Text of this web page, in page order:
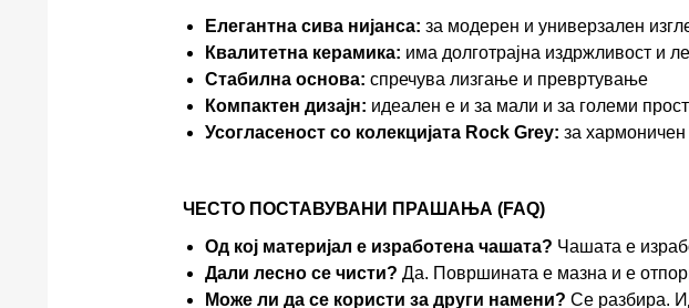
Елегантна сива нијанса: за модерен и универзален
Квалитетна керамика: има долготрајна издржливост и
Стабилна основа: спречува лизгање и превртување
Компактен дизајн: идеален е и за мали и за големи
Усогласеност со колекцијата Rock Grey: за
ЧЕСТО ПОСТАВУВАНИ ПРАШАЊА (FAQ)
Од кој материјал е изработена чашата? Чашата е
Дали лесно се чисти? Да. Површината е мазна и е
Може ли да се користи за други намени? Се разбира.